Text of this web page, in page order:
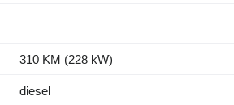
310 KM (228 kW)
diesel